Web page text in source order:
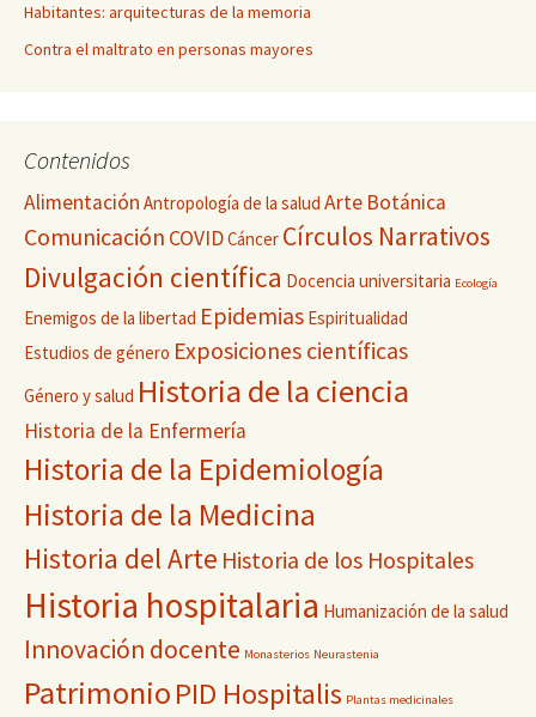
Habitantes: arquitecturas de la memoria
Contra el maltrato en personas mayores
Contenidos
Alimentación Antropología de la salud Arte Botánica
Comunicación COVIDCáncer Círculos Narrativos
Divulgación científica Docencia universitaria Ecología
Enemigos de la libertad Epidemias Espiritualidad
Estudios de género Exposiciones científicas
Género y salud Historia de la ciencia
Historia de la Enfermería
Historia de la Epidemiología
Historia de la Medicina
Historia del Arte Historia de los Hospitales
Historia hospitalaria Humanización de la salud
Innovación docente Monasterios Neurastenia
PatrimonioPID Hospitalis Plantas medicinales